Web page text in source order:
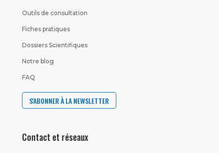
Outils de consultation
Fiches pratiques
Dossiers Scientifiques
Notre blog
FAQ
S'ABONNER À LA NEWSLETTER
Contact et réseaux